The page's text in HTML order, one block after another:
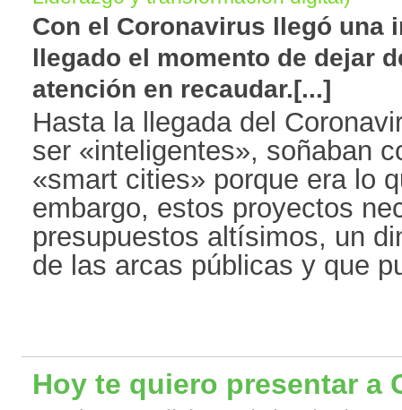
Con el Coronavirus llegó una
llegado el momento de dejar
atención en recaudar.[...]
Hasta la llegada del
ser «inteligentes», soñaban
«smart cities» porque era lo
embargo, estos proyectos
presupuestos altísimos, un
de las arcas públicas y que
Hoy te quiero presentar a